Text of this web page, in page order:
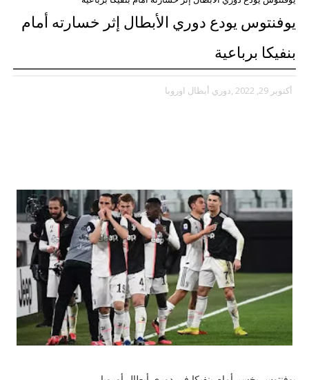
يوفنتوس يودع دوري الأبطال إثر خسارته أمام
بنفيكا برباعية
أكتوبر 29, 2022 ,دوري أبطال اوروبا